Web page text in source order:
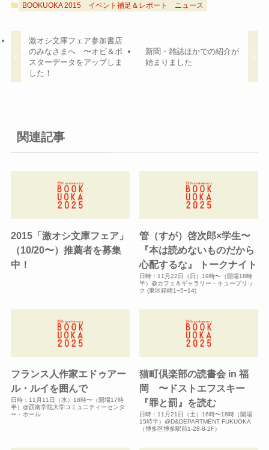
BOOKUOKA 2015 イベント補足＆レポート ニュース
激オシ文庫フェア参加書店
のみなさまへ 〜オビ＆ポ
スターデータをアップしま
した！
新聞・雑誌ほかでの紹介が
始まりました
関連記事
2015「激オシ文庫フェア」
（10/20〜）推薦者を募集
中！
管（すが）啓次郎×学生〜
『本は読めないものだから
心配するな』 トークナイト
日時：11月22日（日）19時〜（開場18時
半）@カフェ＆ギャラリー・キューブリッ
ク (東区箱崎1−5−14)
フランス人作家エドゥアー
ル・ルイを囲んで
日時：11月11日（水）18時〜（開場17時
半）@西南学院大学コミュニティーセンタ
ー・ホール
猫町倶楽部の読書会 in 福
岡 〜ドストエフスキー
『罪と罰』を読む
日時：11月21日（土）16時〜18時（開場
15時半）@D&DEPARTMENT FUKUOKA
（博多区博多駅前1-28-8-2F）